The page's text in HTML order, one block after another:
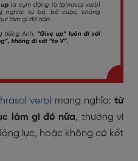
verb) mang nghĩa: từ
làm gì đó nữa, thường vì
lực, hoặc không có kết